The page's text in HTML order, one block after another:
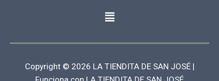
Copyright © 2026 LA TIENDITA DE SAN JOSÉ |